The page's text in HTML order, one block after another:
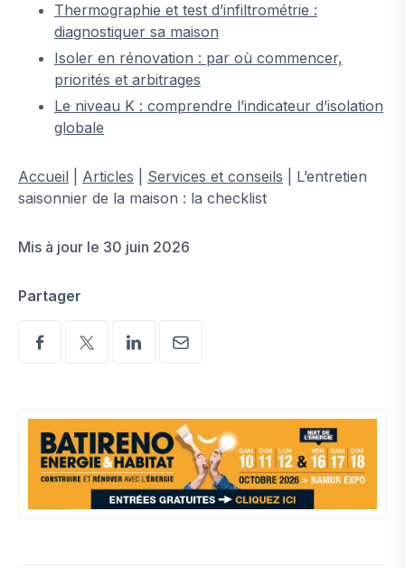
Thermographie et test d’infiltrométrie :
diagnostiquer sa maison
Isoler en rénovation : par où commencer,
priorités et arbitrages
Le niveau K : comprendre l’indicateur d’isolation
globale
Accueil Articles Services et conseils
L’entretien
saisonnier de la maison : la checklist
Mis à jour le 30 juin 2026
Partager